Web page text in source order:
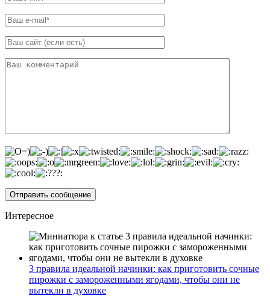
Интересное
3 правила идеальной начинки: как приготовить сочные
пирожки с замороженными ягодами, чтобы они не
вытекли в духовке